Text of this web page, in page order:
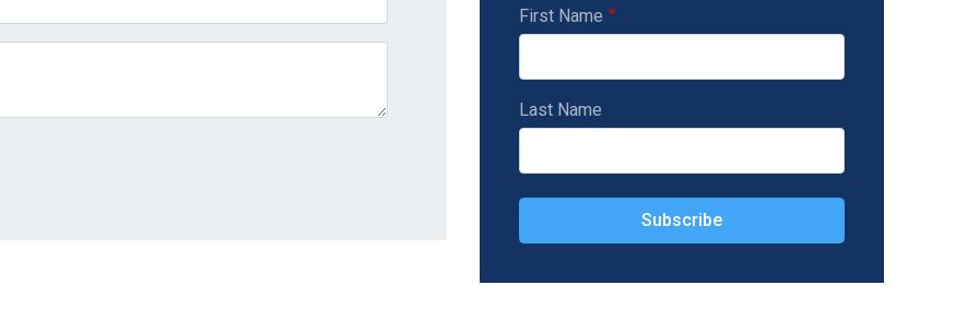
First Name
Last Name